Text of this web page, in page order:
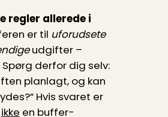
regler allerede i
er til uforudsete
udgifter –
Spørg derfor dig selv:
planlagt, og kan
Hvis svaret er
ikke en buffer-